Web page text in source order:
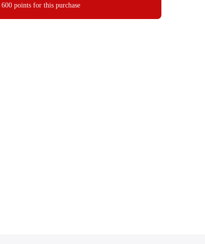
600 pointsfor this purchase